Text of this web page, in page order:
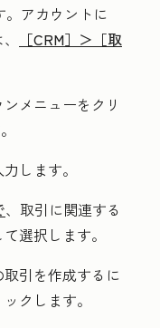
。アカウントに
［CRM］＞ ［取
メニューをクリ
。
します。
、取引に関連する
選択します。
引を作成するに
クします。